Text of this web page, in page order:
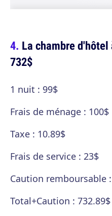
La chambre
732$
1 nuit : 99$
Frais de ménage : 100$
Taxe : 10.89$
Frais de service : 23$
Caution remboursable
Total+Caution : 732.89$